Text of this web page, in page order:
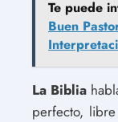
Te puede
Buen
La Biblia
perfecto,